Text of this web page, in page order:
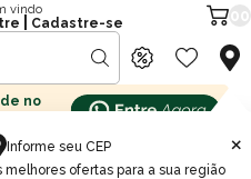
Informe seu CEP
melhores ofertas para a sua região
×
vindo
Cadastre-se
no
cachorro Produtos para casa